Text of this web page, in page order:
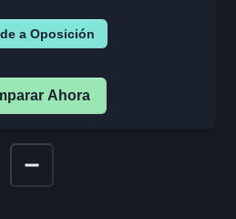
a Oposición
Ahora